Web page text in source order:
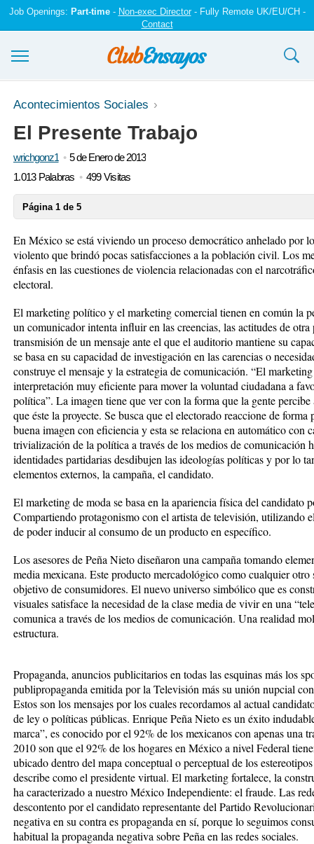
Job Openings: Part-time- Non-exec Director- Fully Remote UK/EU/CH -
Contact
Ensayos y trabajos
Registrarse
Iniciar sesión
Acontecimientos Sociales
El Presente Trabajo
wrichgonz1
5 de Enero de 2013
1.013 Palabras
499 Visitas
Página 1 de 5
En México se está viviendo un proceso democrático anhelado por
violento que brindó pocas satisfacciones a la población civil. Los
énfasis en las cuestiones de violencia relacionadas con el
electoral.
El marketing político y el marketing comercial tienen en común la
un comunicador intenta influir en las creencias, las actitudes de otra
transmisión de un mensaje ante el que el auditorio mantiene su
se basa en su capacidad de investigación en las carencias o
construye el mensaje y la estrategia de comunicación. “El
interpretación muy eficiente para mover la voluntad ciudadana a
política”. La imagen tiene que ver con la forma que la gente
que éste la proyecte. Se busca que el electorado reaccione de
buena imagen con eficiencia y esta se relaciona en automático con
trivialización de la política a través de los medios de comunicación
identidades partidarias desdibujen las ideologías políticas y por lo
elementos externos, la campaña, el candidato.
El marketing de moda se basa en la apariencia física del candidato
Compartiendo protagonismo con el artista de televisión, utilizando
de poder inducir al consumo de un producto en específico.
Los asesores de Peña Nieto diseñaron una campaña tomando
media mexicana. Este producto mercadológico como cualquier
objetivo de consumidores. El nuevo universo simbólico que es
visuales satisface la necesidad de la clase media de vivir en una
comunica a través de los medios de comunicación. Una realidad
estructura.
Propaganda, anuncios publicitarios en todas las esquinas más los
publipropaganda emitida por la Televisión más su unión nupcial
Estos son los mensajes por los cuales recordamos al actual
de ley o políticas públicas. Enrique Peña Nieto es un éxito
marca”, es conocido por el 92% de los mexicanos con apenas una
2010 son que el 92% de los hogares en México a nivel Federal
ubicado dentro del mapa conceptual o perceptual de los
describe como el presidente virtual. El marketing fortalece, la
ha caracterizado a nuestro México Independiente: el fraude. Las
descontento por el candidato representante del Partido
negativa en su contra es propaganda en sí, porque lo seguimos
habitual la propaganda negativa sobre Peña en las redes sociales.